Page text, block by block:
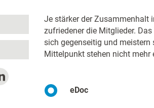
Je stärker der Zusammenhalt
zufriedener die Mitglieder.
sich gegenseitig und
Mittelpunkt stehen nicht mehr
eDoc